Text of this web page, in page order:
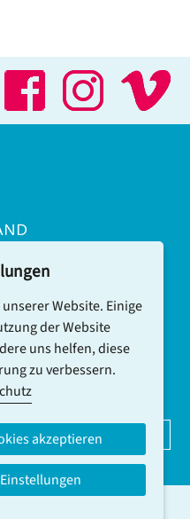
ABONNIEREN
Website. Einige
der Website
uns helfen, diese
zu verbessern.
akzeptieren